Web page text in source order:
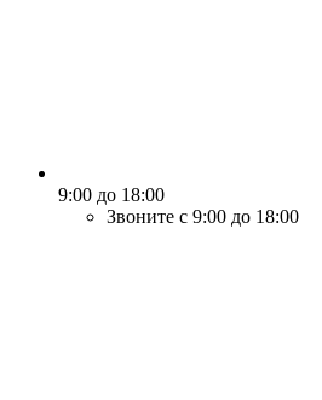
9:00 до 18:00
Звоните с 9:00 до 18:00